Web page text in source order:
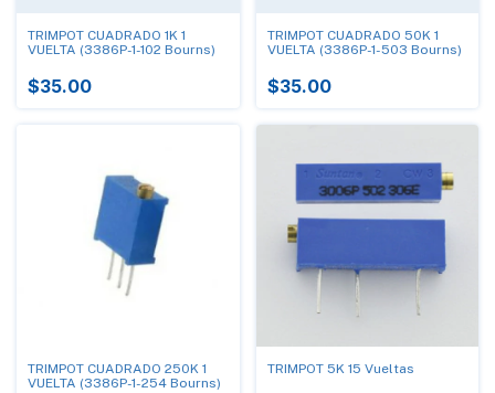
TRIMPOT CUADRADO 1K 1
VUELTA (3386P-1-102 Bourns)
$35.00
TRIMPOT CUADRADO 50K 1
VUELTA (3386P-1-503 Bourns)
$35.00
TRIMPOT CUADRADO 250K 1
VUELTA (3386P-1-254 Bourns)
TRIMPOT 5K 15 Vueltas